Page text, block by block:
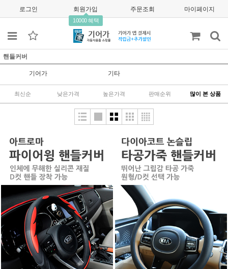
로그인 회원가입
10000 혜택
주문조회 마이페이지
핸들커버
기어가 기타
최신순 낮은가격 높은가격 판매순위 많이 본 상품